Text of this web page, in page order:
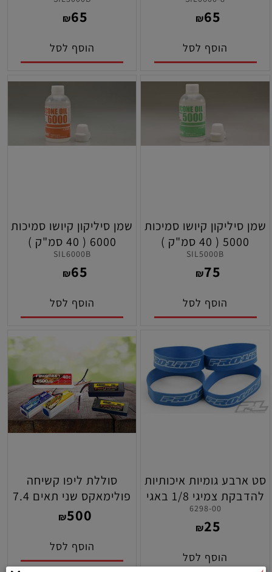
₪65
הוסף לסל
₪65
הוסף לסל
שמן סיליקון קיושו סמיכות
5000 ( 40 סמ"ק )
SIL5000B
₪75
הוסף לסל
שמן סיליקון קיושו סמיכות
6000 ( 40 סמ"ק )
SIL6000B
₪65
הוסף לסל
סט ארבע גומיות איכותיות
להדבקת צמיגי 1/8 באגי
פרו-ליין
6298-00
₪25
הוסף לסל
סוללת ליפו קשיחה
פולימאקס שני תאים 7.4
₪500
הוסף לסל